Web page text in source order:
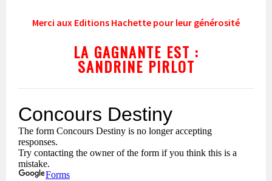
Merci aux Editions Hachette pour leur générosité
LA GAGNANTE EST :
SANDRINE PIRLOT